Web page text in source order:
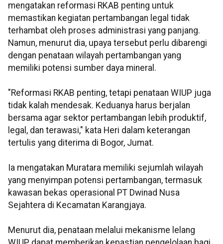
mengatakan reformasi RKAB penting untuk
memastikan kegiatan pertambangan legal tidak
terhambat oleh proses administrasi yang panjang.
Namun, menurut dia, upaya tersebut perlu dibarengi
dengan penataan wilayah pertambangan yang
memiliki potensi sumber daya mineral.
"Reformasi RKAB penting, tetapi penataan WIUP juga
tidak kalah mendesak. Keduanya harus berjalan
bersama agar sektor pertambangan lebih produktif,
legal, dan terawasi," kata Heri dalam keterangan
tertulis yang diterima di Bogor, Jumat.
Ia mengatakan Muratara memiliki sejumlah wilayah
yang menyimpan potensi pertambangan, termasuk
kawasan bekas operasional PT Dwinad Nusa
Sejahtera di Kecamatan Karangjaya.
Menurut dia, penataan melalui mekanisme lelang